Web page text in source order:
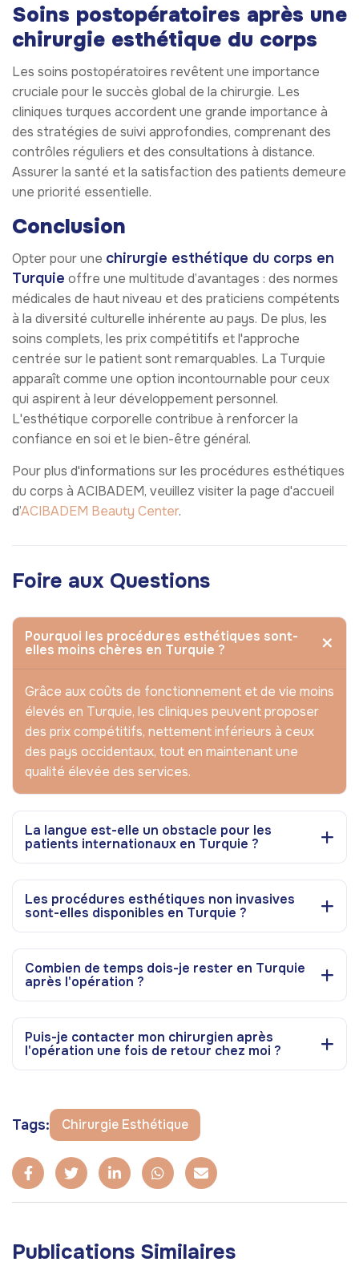
Soins postopératoires après une
chirurgie esthétique du corps
Les soins postopératoires revêtent une importance
cruciale pour le succès global de la chirurgie. Les
cliniques turques accordent une grande importance à
des stratégies de suivi approfondies, comprenant des
contrôles réguliers et des consultations à distance.
Assurer la santé et la satisfaction des patients demeure
une priorité essentielle.
Conclusion
Opter pour une chirurgie esthétique du corps en
Turquie offre une multitude d’avantages : des normes
médicales de haut niveau et des praticiens compétents
à la diversité culturelle inhérente au pays. De plus, les
soins complets, les prix compétitifs et l'approche
centrée sur le patient sont remarquables. La Turquie
apparaît comme une option incontournable pour ceux
qui aspirent à leur développement personnel.
L'esthétique corporelle contribue à renforcer la
confiance en soi et le bien-être général.
Pour plus d'informations sur les procédures esthétiques
du corps à ACIBADEM, veuillez visiter la page d'accueil
d’ACIBADEM Beauty Center.
Foire aux Questions
Pourquoi les procédures esthétiques sont-
elles moins chères en Turquie ?
Grâce aux coûts de fonctionnement et de vie moins
élevés en Turquie, les cliniques peuvent proposer
des prix compétitifs, nettement inférieurs à ceux
des pays occidentaux, tout en maintenant une
qualité élevée des services.
La langue est-elle un obstacle pour les
patients internationaux en Turquie ?
Les procédures esthétiques non invasives
sont-elles disponibles en Turquie ?
Combien de temps dois-je rester en Turquie
après l'opération ?
Puis-je contacter mon chirurgien après
l'opération une fois de retour chez moi ?
Tags: Chirurgie Esthétique
Publications Similaires